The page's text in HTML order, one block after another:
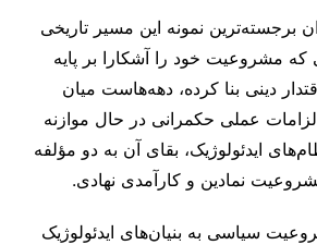
برجسته‌ترین نمونه این مسیر تاریخی
مشروعیت خود را آشکارا بر پایه
دینی بنا کرده، دهه‌هاست میان
عملی حکمرانی در حال موازنه
ایدئولوژیک، بقای آن به دو مؤلفه
نمادین و کارآمدی نهادی.
سیاسی به بنیان‌های ایدئولوژیک